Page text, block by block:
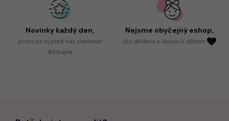
Novinky každý den,
protose vyplatí nás sledovat
#číhejte
Nejsme obyčejný eshop,
vše děláme s láskou k dětem